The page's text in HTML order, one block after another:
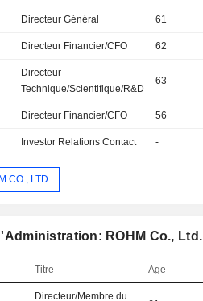
Directeur Général 61
Directeur Financier/CFO 62
Directeur
Technique/Scientifique/R&D
63
Directeur Financier/CFO 56
Investor Relations Contact -
CO., LTD.
ROHM Co., Ltd.
Titre Age
Directeur/Membre du